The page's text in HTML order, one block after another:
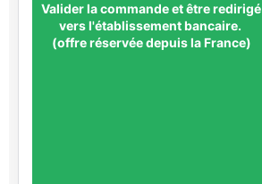
Valider la commande et être redirigé
vers l'établissement bancaire.
(offre réservée depuis la France)